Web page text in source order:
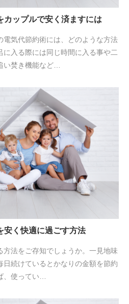
カップルで安く済ますには
電気代節約術には、どのような方法
入る際には同じ時間に入る事や二
い焚き機能など…
安く快適に過ごす方法
方法をご存知でしょうか。一見地味
日続けているとかなりの金額を節約
、使ってい…